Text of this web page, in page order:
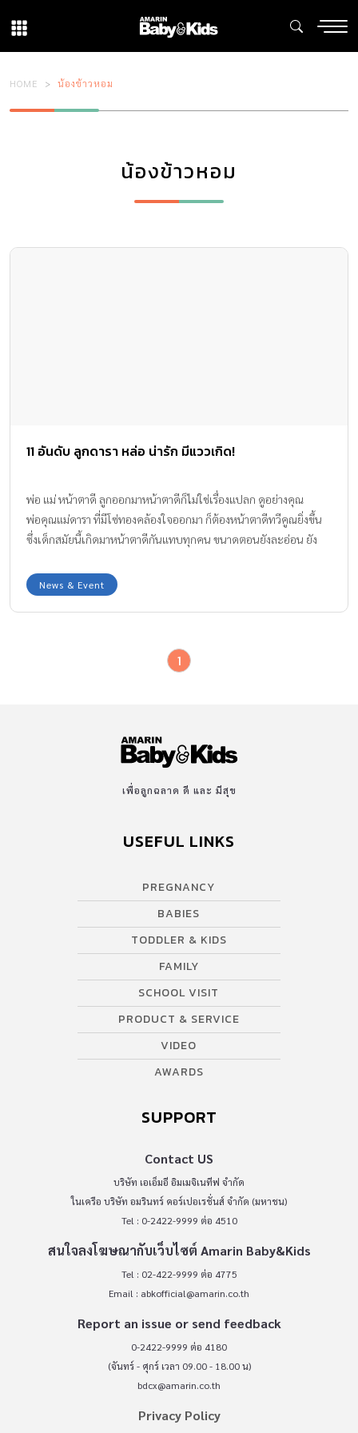
HOME น้องข้าวหอม
น้องข้าวหอม
11 อันดับ ลูกดารา หล่อ น่ารัก มีแววเกิด!
พ่อ แม่ หน้าตาดี ลูกออกมาหน้าตาดีก็ไม่ใช่เรื่องแปลก ดูอย่างคุณ
พ่อคุณแม่ดารา ที่มีโซ่ทองคล้องใจออกมา ก็ต้องหน้าตาดีทวีคูณยิ่งขึ้น
ซึ่งเด็กสมัยนี้เกิดมาหน้าตาดีกันแทบทุกคน ขนาดตอนยังละอ่อน ยัง
ขั้นเทพ ทำให้สาวๆ ฟินขนาดไหน . . . ว่าแล้วก็ตามไปดู 11 อันดับ
“ลูกชายดารา” สุดฮอตกันดีกว่าค่ะ อันดับที่ 1 “บรู๊คลิน” ลูกชาย
โปรด อัษศดิณย์” ลูกชาย คุณแม่ “เป้ย ปานวาด” และคุณพ่อ “ป๊อบ
News & Event
1
เพื่อลูกฉลาด ดี และ มีสุข
USEFUL LINKS
PREGNANCY
BABIES
TODDLER & KIDS
FAMILY
SCHOOL VISIT
PRODUCT & SERVICE
VIDEO
AWARDS
SUPPORT
Contact US
บริษัท เอเอ็มอี อิมเมจิเนทีฟ จำกัด
ในเครือ บริษัท อมรินทร์ คอร์เปอเรชั่นส์ จำกัด (มหาชน)
Tel : 0-2422-9999 ต่อ 4510
สนใจลงโฆษณากับเว็บไซต์ Amarin Baby&Kids
Tel : 02-422-9999 ต่อ 4775
Email : abkofficial@amarin.co.th
Report an issue or send feedback
0-2422-9999 ต่อ 4180
(จันทร์ - ศุกร์ เวลา 09.00 - 18.00 น)
bdcx@amarin.co.th
Privacy Policy